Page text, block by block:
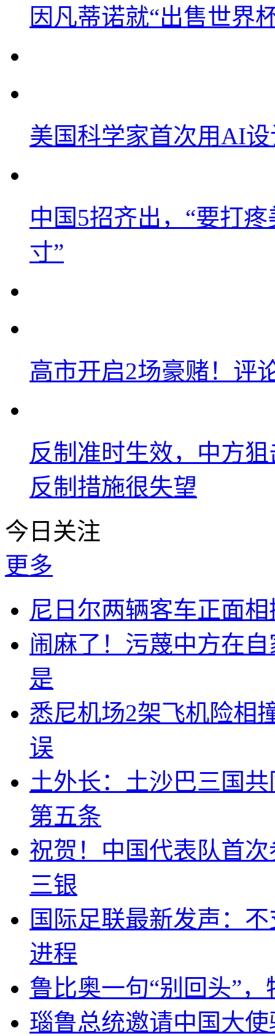
因凡蒂诺就“出售世界
美国科学家首次用AI
中国5招齐出，“要打
寸”
高市开启2场豪赌！评
反制准时生效，中方
反制措施很失望
今日关注
更多
尼日尔两辆客车正面
闹麻了！污蔑中方在
是
悉尼机场2架飞机险相
误
土外长：土沙巴三国
第五条
祝贺！中国代表队首
三银
国际足联最新发声：
进程
鲁比奥一句“别回头”
瑙鲁总统邀请中国大